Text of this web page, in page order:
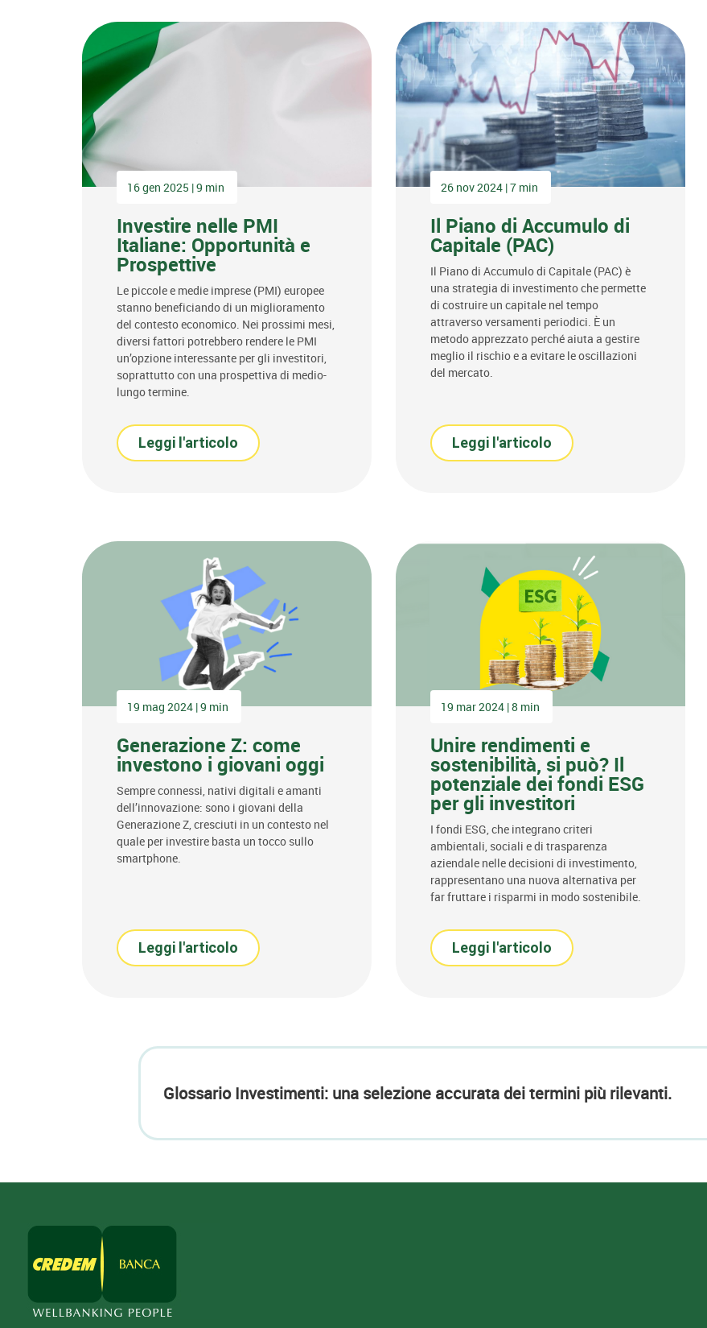
16 gen 2025 | 9 min
Investire nelle PMI
Italiane: Opportunità e
Prospettive
Le piccole e medie imprese (PMI) europee
stanno beneficiando di un miglioramento
del contesto economico. Nei prossimi mesi,
diversi fattori potrebbero rendere le PMI
un’opzione interessante per gli investitori,
soprattutto con una prospettiva di medio-
lungo termine.
Leggi l'articolo
26 nov 2024 | 7 min
Il Piano di Accumulo di
Capitale (PAC)
Il Piano di Accumulo di Capitale (PAC) è
una strategia di investimento che permette
di costruire un capitale nel tempo
attraverso versamenti periodici. È un
metodo apprezzato perché aiuta a gestire
meglio il rischio e a evitare le oscillazioni
del mercato.
Leggi l'articolo
19 mag 2024 | 9 min
Generazione Z: come
investono i giovani oggi
Sempre connessi, nativi digitali e amanti
dell’innovazione: sono i giovani della
Generazione Z, cresciuti in un contesto nel
quale per investire basta un tocco sullo
smartphone.
Leggi l'articolo
19 mar 2024 | 8 min
Unire rendimenti e
sostenibilità, si può? Il
potenziale dei fondi ESG
per gli investitori
I fondi ESG, che integrano criteri
ambientali, sociali e di trasparenza
aziendale nelle decisioni di investimento,
rappresentano una nuova alternativa per
far fruttare i risparmi in modo sostenibile.
Leggi l'articolo
Glossario Investimenti: una selezione accurata dei termini più rilevanti.